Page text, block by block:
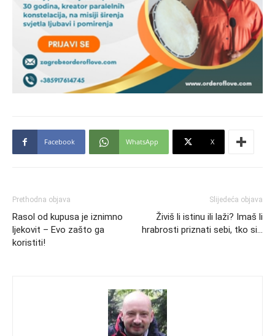
Facebook WhatsApp X
Prethodna objava
Rasol od kupusa je iznimno
ljekovit – Evo zašto ga
koristiti!
Slijedeća objava
Živiš li istinu ili laži? Imaš li
hrabrosti priznati sebi, tko si…